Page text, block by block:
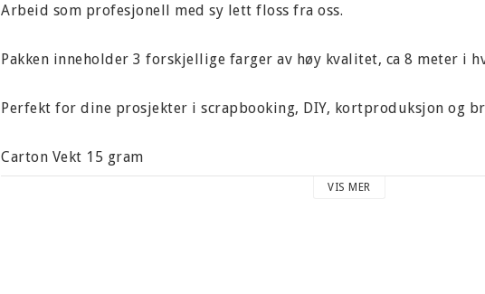
Arbeid som profesjonell med sy lett floss fra oss.
Pakken inneholder 3 forskjellige farger av høy kvalitet, ca 8 meter i
Perfekt for dine prosjekter i scrapbooking, DIY, kortproduksjon og
Carton Vekt 15 gram
VIS MER